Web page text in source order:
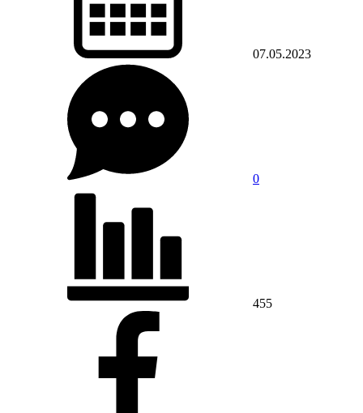
07.05.2023
0
455